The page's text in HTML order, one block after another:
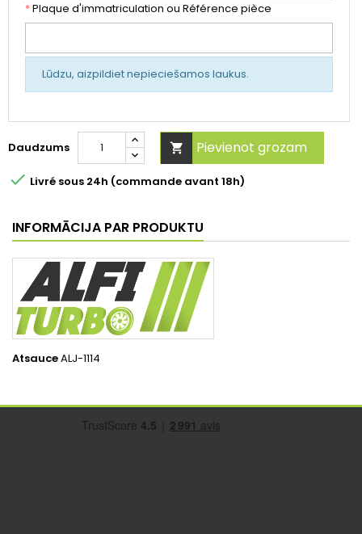
*Plaque d'immatriculation ou Référence pièce
Lūdzu, aizpildiet nepieciešamos laukus.
Daudzums  Pievienot grozam
 Livré sous 24h (commande avant 18h)
INFORMĀCIJA PAR PRODUKTU
AtsauceALJ-1114